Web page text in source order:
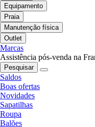
Equipamento
Praia
Manutenção física
Outlet
Marcas
Assistência pós-venda na
Pesquisar
Saldos
Boas ofertas
Novidades
Sapatilhas
Roupa
Balões